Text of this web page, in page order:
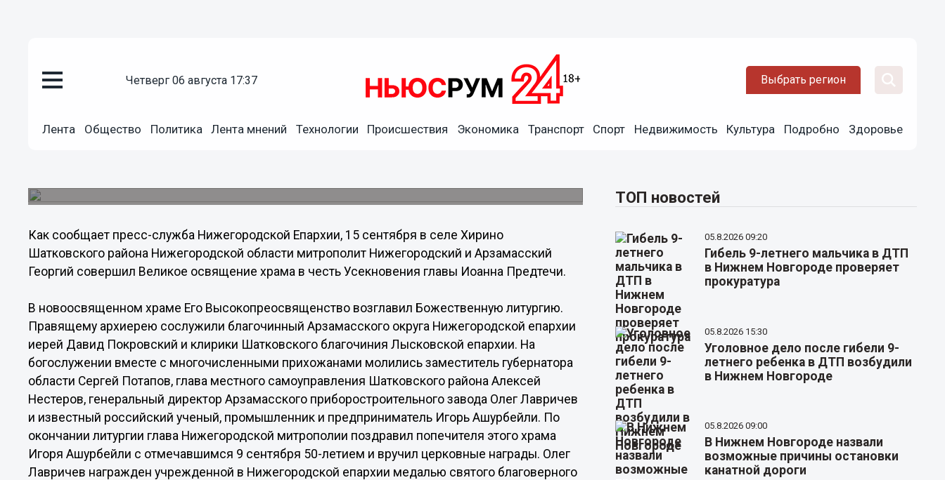
четверг 06 августа 17:37 Выбрать регион
Лента Общество Политика Лента мнений Технологии Происшествия Экономика Транспорт Спорт Недвижимость Культура Подробно Здоровье
Митрополит Георгий освятил храм в Нижегородской
Как сообщает пресс-служба Нижегородской Епархии, 15 сентября в селе Хирино
Шатковского района Нижегородской области митрополит Нижегородский и Арзамасский
Георгий совершил Великое освящение храма в честь Усекновения главы Иоанна Предтечи.
В новоосвященном храме Его Высокопреосвященство возглавил Божественную литургию.
Правящему архиерею сослужили благочинный Арзамасского округа Нижегородской епархии
иерей Давид Покровский и клирики Шатковского благочиния Лысковской епархии. На
богослужении вместе с многочисленными прихожанами молились заместитель губернатора
области Сергей Потапов, глава местного самоуправления Шатковского района Алексей
Нестеров, генеральный директор Арзамасского приборостроительного завода Олег Лавричев
и известный российский ученый, промышленник и предприниматель Игорь Ашурбейли. По
окончании литургии глава Нижегородской митрополии поздравил попечителя этого храма
Игоря Ашурбейли с отмечавшимся 9 сентября 50-летием и вручил церковные награды. Олег
Лавричев награжден учрежденной в Нижегородской епархии медалью святого благоверного
ТОП новостей
05.8.2026 09:20
Гибель 9-летнего мальчика в ДТП
в Нижнем Новгороде проверяет
прокуратура
05.8.2026 15:30
Уголовное дело после гибели 9-
летнего ребенка в ДТП возбудили
в Нижнем Новгороде
05.8.2026 09:00
В Нижнем Новгороде назвали
возможные причины остановки
канатной дороги